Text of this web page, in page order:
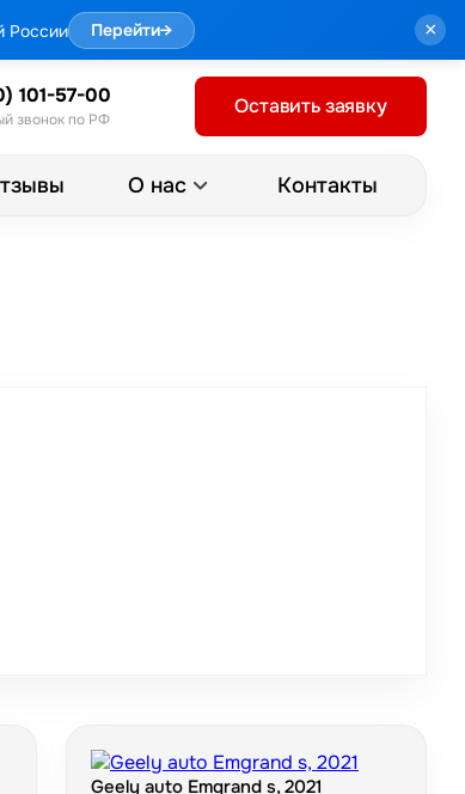
России Перейти→ ×
101-57-00
звонок по РФ
Оставить заявку
О нас Контакты
Geely auto Emgrand s, 2021